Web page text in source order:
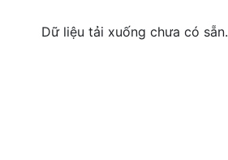
Dữ liệu tải xuống chưa có sẵn.